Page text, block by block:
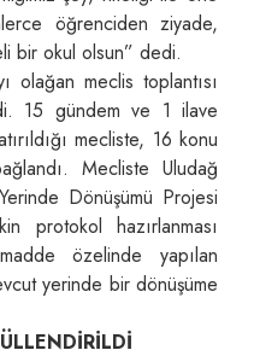
öğrenciden ziyade,
bir okul olsun” dedi.
olağan meclis toplantısı
15 gündem ve 1 ilave
mecliste, 16 konu
Mecliste Uludağ
Dönüşümü Projesi
protokol hazırlanması
özelinde yapılan
yerinde bir dönüşüme